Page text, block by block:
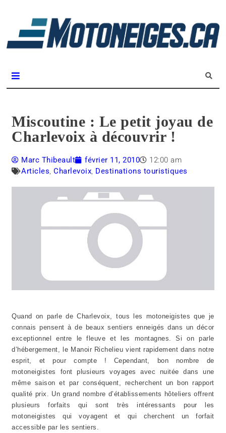
Miscoutine : Le petit joyau de
Charlevoix à découvrir !
Marc Thibeault février 11, 2010
12:00 am
Articles,Charlevoix, Destinations touristiques
Quand on parle de Charlevoix, tous les motoneigistes que je
connais pensent à de beaux sentiers enneigés dans un décor
exceptionnel entre le fleuve et les montagnes. Si on parle
d’hébergement, le Manoir Richelieu vient rapidement dans notre
esprit, et pour compte ! Cependant, bon nombre de
motoneigistes font plusieurs voyages avec nuitée dans une
même saison et par conséquent, recherchent un bon rapport
qualité prix. Un grand nombre d’établissements hôteliers offrent
plusieurs forfaits qui sont très intéressants pour les
motoneigistes qui voyagent et qui cherchent un forfait
accessible par les sentiers.